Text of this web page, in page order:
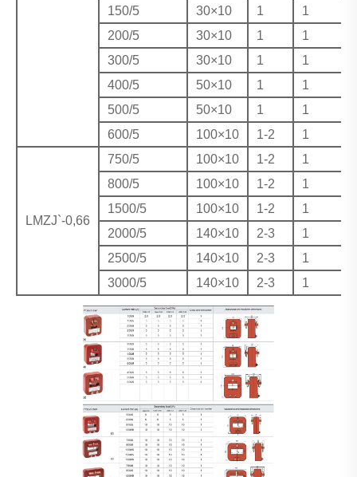
150/5
30×10 1
1
200/5
30×10 1
1
300/5
30×10 1
1
400/5
50×10 1
1
500/5
50×10 1
1
600/5
100×10 1-2 1
LMZJ`-0,66
750/5 100×10 1-2
1
800/5
100×10 1-2
1
1500/5
100×10 1-2
1
2000/5
140×10 2-3
1
2500/5
140×10 2-3
1
3000/5
140×10 2-3 1